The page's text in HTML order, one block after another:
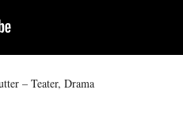
– Teater, Drama